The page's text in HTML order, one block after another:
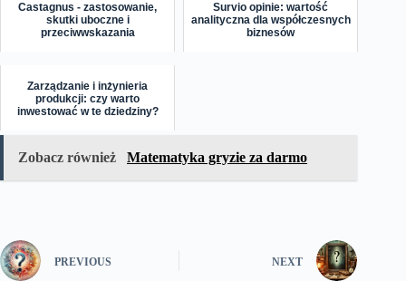
Castagnus - zastosowanie,
skutki uboczne i
przeciwwskazania
Survio opinie: wartość
analityczna dla współczesnych
biznesów
Zarządzanie i inżynieria
produkcji: czy warto
inwestować w te dziedziny?
Zobacz również Matematyka gryzie za darmo
PREVIOUS NEXT